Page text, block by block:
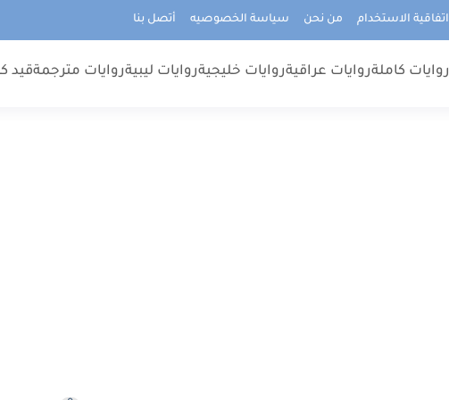
اتفاقية الاستخدام من نحن سياسة الخصوصيه أتصل بنا
روايات كاملةروايات عراقيةروايات خليجيةروايات ليبيةروايات مترجمةقيد